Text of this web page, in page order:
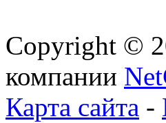
Copyright ©
компании
Карта сайта -